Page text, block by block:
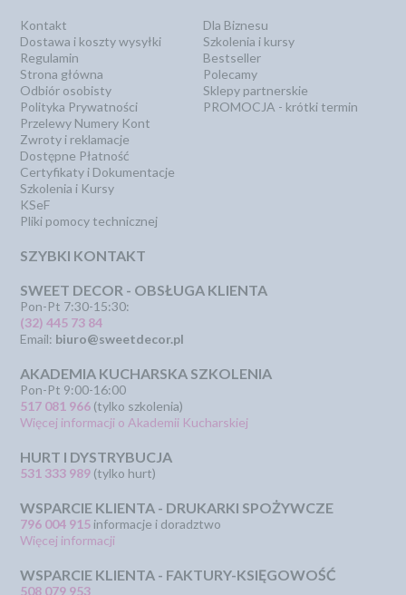
Kontakt
Dostawa i koszty wysyłki
Regulamin
Strona główna
Odbiór osobisty
Polityka Prywatności
Przelewy Numery Kont
Zwroty i reklamacje
Dostępne Płatność
Certyfikaty i Dokumentacje
Szkolenia i Kursy
KSeF
Pliki pomocy technicznej
Dla Biznesu
Szkolenia i kursy
Bestseller
Polecamy
Sklepy partnerskie
PROMOCJA - krótki termin
SZYBKI KONTAKT
SWEET DECOR - OBSŁUGA KLIENTA
Pon-Pt 7:30-15:30:
(32) 445 73 84
Email: biuro@sweetdecor.pl
AKADEMIA KUCHARSKA SZKOLENIA
Pon-Pt 9:00-16:00
517 081 966 (tylko szkolenia)
Więcej informacji o Akademii Kucharskiej
HURT I DYSTRYBUCJA
531 333 989 (tylko hurt)
WSPARCIE KLIENTA - DRUKARKI SPOŻYWCZE
796 004 915 informacje i doradztwo
Więcej informacji
WSPARCIE KLIENTA - FAKTURY-KSIĘGOWOŚĆ
508 079 953